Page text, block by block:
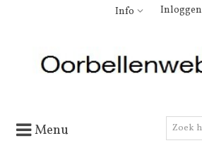
Info Inloggen
Menu